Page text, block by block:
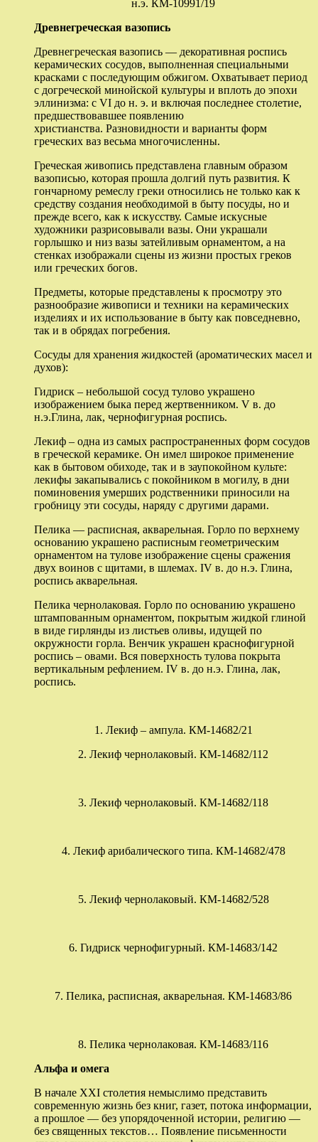
н.э. КМ-10991/19
Древнегреческая вазопись
Древнегреческая вазопись — декоративная роспись
керамических сосудов, выполненная специальными
красками с последующим обжигом. Охватывает период
с догреческой минойской культуры и вплоть до эпохи
эллинизма: с VI до н. э. и включая последнее столетие,
предшествовавшее появлению
христианства. Разновидности и варианты форм
греческих ваз весьма многочисленны.
Греческая живопись представлена главным образом
вазописью, которая прошла долгий путь развития. К
гончарному ремеслу греки относились не только как к
средству создания необходимой в быту посуды, но и
прежде всего, как к искусству. Самые искусные
художники разрисовывали вазы. Они украшали
горлышко и низ вазы затейливым орнаментом, а на
стенках изображали сцены из жизни простых греков
или греческих богов.
Предметы, которые представлены к просмотру это
разнообразие живописи и техники на керамических
изделиях и их использование в быту как повседневно,
так и в обрядах погребения.
Сосуды для хранения жидкостей (ароматических масел и
духов):
Гидриск – небольшой сосуд тулово украшено
изображением быка перед жертвенником. V в. до
н.э.Глина, лак, чернофигурная роспись.
Лекиф – одна из самых распространенных форм сосудов
в греческой керамике. Он имел широкое применение
как в бытовом обиходе, так и в заупокойном культе:
лекифы закапывались с покойником в могилу, в дни
поминовения умерших родственники приносили на
гробницу эти сосуды, наряду с другими дарами.
Пелика — расписная, акварельная. Горло по верхнему
основанию украшено расписным геометрическим
орнаментом на тулове изображение сцены сражения
двух воинов с щитами, в шлемах. IV в. до н.э. Глина,
роспись акварельная.
Пелика чернолаковая. Горло по основанию украшено
штампованным орнаментом, покрытым жидкой глиной
в виде гирлянды из листьев оливы, идущей по
окружности горла. Венчик украшен краснофигурной
роспись – овами. Вся поверхность тулова покрыта
вертикальным рефлением. IV в. до н.э. Глина, лак,
роспись.
1. Лекиф – ампула. КМ-14682/21
2. Лекиф чернолаковый. КМ-14682/112
3. Лекиф чернолаковый. КМ-14682/118
4. Лекиф арибалического типа. КМ-14682/478
5. Лекиф чернолаковый. КМ-14682/528
6. Гидриск чернофигурный. КМ-14683/142
7. Пелика, расписная, акварельная. КМ-14683/86
8. Пелика чернолаковая. КМ-14683/116
Альфа и омега
В начале XXI столетия немыслимо представить
современную жизнь без книг, газет, потока информации,
а прошлое — без упорядоченной истории, религию —
без священных текстов… Появление письменности